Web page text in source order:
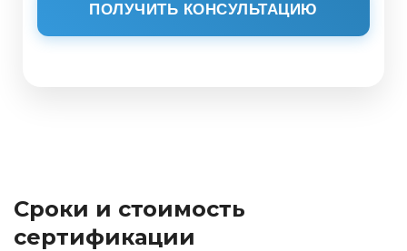
ПОЛУЧИТЬ КОНСУЛЬТАЦИЮ
Сроки и стоимость
сертификации